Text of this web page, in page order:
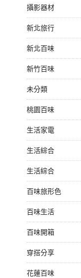
攝影器材
新北旅行
新北百味
新竹百味
未分類
桃園百味
生活家電
生活綜合
生活綜合
百味旅形色
百味生活
百味開箱
穿搭分享
花蓮百味